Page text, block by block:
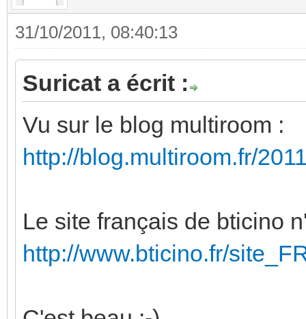
31/10/2011, 08:40:13
Suricat a écrit :
Vu sur le blog multiroom :
http://blog.multiroom.fr/
Le site français de bticino
http://www.bticino.fr/